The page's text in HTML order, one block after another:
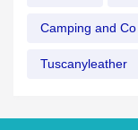
Camping and Co
Tuscanyleather